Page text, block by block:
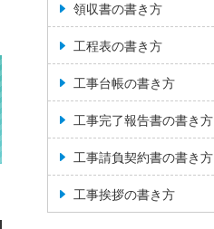
領収書の書き方
工程表の書き方
工事台帳の書き方
工事完了報告書の書き方
工事請負契約書の書き方
工事挨拶の書き方